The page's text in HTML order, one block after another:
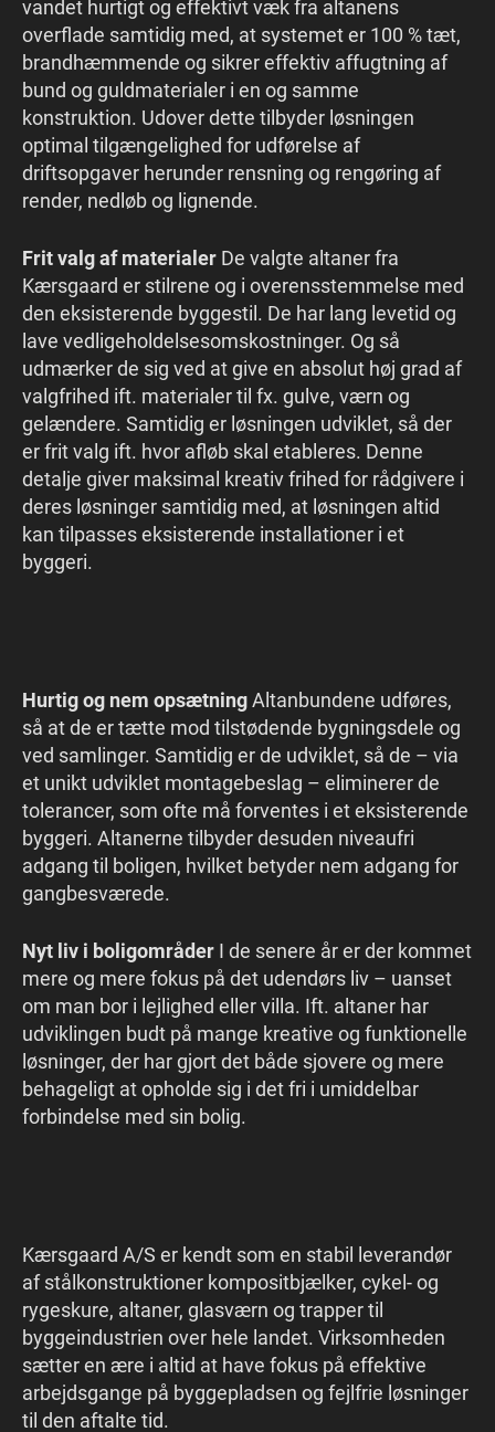
vandet hurtigt og effektivt væk fra altanens
overflade samtidig med, at systemet er 100 % tæt,
brandhæmmende og sikrer effektiv affugtning af
bund og guldmaterialer i en og samme
konstruktion. Udover dette tilbyder løsningen
optimal tilgængelighed for udførelse af
driftsopgaver herunder rensning og rengøring af
render, nedløb og lignende.
Frit valg af materialer De valgte altaner fra
Kærsgaard er stilrene og i overensstemmelse med
den eksisterende byggestil. De har lang levetid og
lave vedligeholdelsesomskostninger. Og så
udmærker de sig ved at give en absolut høj grad af
valgfrihed ift. materialer til fx. gulve, værn og
gelændere. Samtidig er løsningen udviklet, så der
er frit valg ift. hvor afløb skal etableres. Denne
detalje giver maksimal kreativ frihed for rådgivere i
deres løsninger samtidig med, at løsningen altid
kan tilpasses eksisterende installationer i et
byggeri.
Hurtig og nem opsætningAltanbundene udføres,
så at de er tætte mod tilstødende bygningsdele og
ved samlinger. Samtidig er de udviklet, så de – via
et unikt udviklet montagebeslag – eliminerer de
tolerancer, som ofte må forventes i et eksisterende
byggeri. Altanerne tilbyder desuden niveaufri
adgang til boligen, hvilket betyder nem adgang for
gangbesværede.
Nyt liv i boligområder I de senere år er der kommet
mere og mere fokus på det udendørs liv – uanset
om man bor i lejlighed eller villa. Ift. altaner har
udviklingen budt på mange kreative og funktionelle
løsninger, der har gjort det både sjovere og mere
behageligt at opholde sig i det fri i umiddelbar
forbindelse med sin bolig.
Kærsgaard A/S er kendt som en stabil leverandør
af stålkonstruktioner kompositbjælker, cykel- og
rygeskure, altaner, glasværn og trapper til
byggeindustrien over hele landet. Virksomheden
sætter en ære i altid at have fokus på effektive
arbejdsgange på byggepladsen og fejlfrie løsninger
til den aftalte tid.